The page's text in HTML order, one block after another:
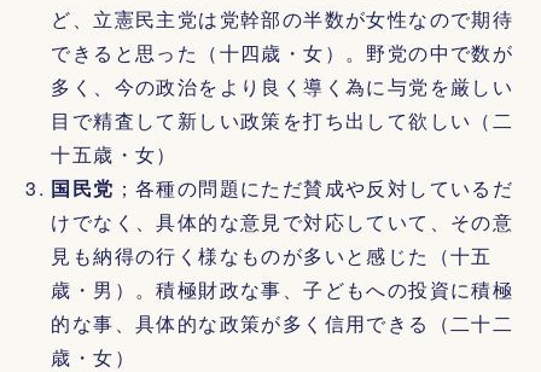
ど、立憲民主党は党幹部の半数が女性なので期待
できると思った（十四歳・女）。野党の中で数が
多く、今の政治をより良く導く為に与党を厳しい
目で精査して新しい政策を打ち出して欲しい（二
十五歳・女）
国民党 ；各種の問題にただ賛成や反対しているだ
けでなく、具体的な意見で対応していて、その意
見も納得の行く様なものが多いと感じた（十五
歳・男）。積極財政な事、子どもへの投資に積極
的な事、具体的な政策が多く信用できる（二十二
歳・女）